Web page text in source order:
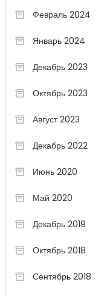
Февраль 2024
Январь 2024
Декабрь 2023
Октябрь 2023
Август 2023
Декабрь 2022
Июнь 2020
Май 2020
Декабрь 2019
Октябрь 2018
Сентябрь 2018